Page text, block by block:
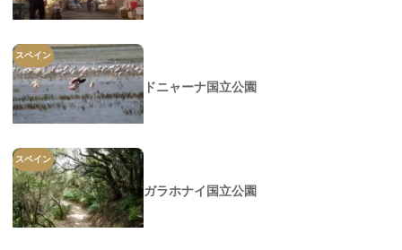
スペイン
ドニャーナ国立公園
スペイン
ガラホナイ国立公園